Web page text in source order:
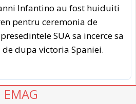
Infantino au fost huiduiti
pentru ceremonia de
SUA sa incerce sa
dupa victoria Spaniei.
EMAG